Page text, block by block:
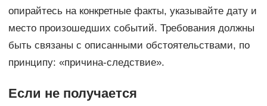
опирайтесь на конкретные факты, указывайте дату и
место произошедших событий. Требования должны
быть связаны с описанными обстоятельствами, по
принципу: «причина-следствие».
Если не получается